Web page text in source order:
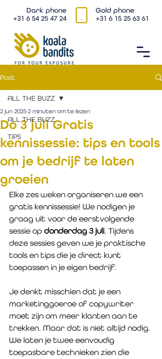
Dark phone
+31 6 54 25 47 24
Gold phone
+31 6 15 25 63 61
Post
ALL THE BUZZ
TIPS
ALL THE BUZZ
Do 3 juli Gratis
kennissessie: tips en tools
om je bedrijf te laten
groeien
2 jun 2025 2 minuten om te lezen
Elke zes weken organiseren we een
gratis kennissessie! We nodigen je
graag uit voor de eerstvolgende
sessie op donderdag 3 juli. Tijdens
deze sessies geven we je praktische
tools en tips die je direct kunt
toepassen in je eigen bedrijf.
Je denkt misschien dat je een
marketinggoeroe of copywriter
moet zijn om meer klanten aan te
trekken. Maar dat is niet altijd nodig.
We laten je twee eenvoudig
toepasbare technieken zien die